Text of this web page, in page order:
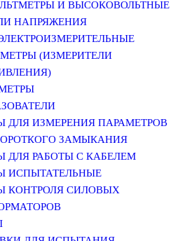
И ВЫСОКОВОЛЬТНЫЕ
НАПРЯЖЕНИЯ
(ИЗМЕРИТЕЛИ
ДЛЯ ИЗМЕРЕНИЯ ПАРАМЕТРОВ
ЗАМЫКАНИЯ
ДЛЯ РАБОТЫ С КАБЕЛЕМ
ИСПЫТАТЕЛЬНЫЕ
КОНТРОЛЯ СИЛОВЫХ